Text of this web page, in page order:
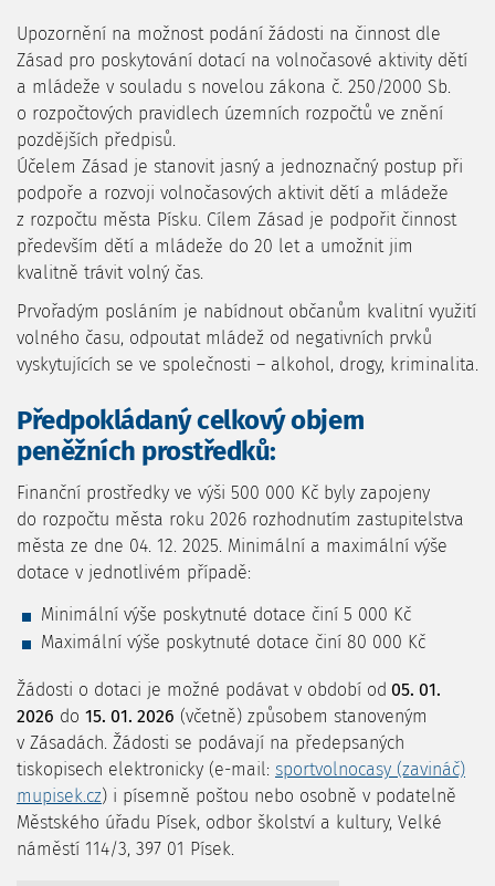
Upozornění na možnost podání žádosti na činnost dle
Zásad pro poskytování dotací na volnočasové aktivity dětí
a mládeže v souladu s novelou zákona č. 250/2000 Sb.
o rozpočtových pravidlech územních rozpočtů ve znění
pozdějších předpisů.
Účelem Zásad je stanovit jasný a jednoznačný postup při
podpoře a rozvoji volnočasových aktivit dětí a mládeže
z rozpočtu města Písku. Cílem Zásad je podpořit činnost
především dětí a mládeže do 20 let a umožnit jim
kvalitně trávit volný čas.
Prvořadým posláním je nabídnout občanům kvalitní využití
volného času, odpoutat mládež od negativních prvků
vyskytujících se ve společnosti – alkohol, drogy, kriminalita.
Předpokládaný celkový objem
peněžních prostředků:
Finanční prostředky ve výši 500 000 Kč byly zapojeny
do rozpočtu města roku 2026 rozhodnutím zastupitelstva
města ze dne 04. 12. 2025. Minimální a maximální výše
dotace v jednotlivém případě:
Minimální výše poskytnuté dotace činí 5 000 Kč
Maximální výše poskytnuté dotace činí 80 000 Kč
Žádosti o dotaci je možné podávat v období od 05. 01.
2026 do 15. 01. 2026 (včetně) způsobem stanoveným
v Zásadách. Žádosti se podávají na předepsaných
tiskopisech elektronicky (e-mail: sportvolnocasy (zavináč)
mupisek.cz) i písemně poštou nebo osobně v podatelně
Městského úřadu Písek, odbor školství a kultury, Velké
náměstí 114/3, 397 01 Písek.